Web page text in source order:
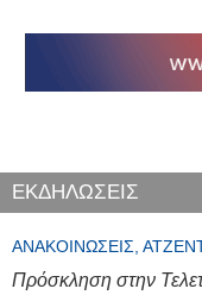
ΕΚΔΗΛΩΣΕΙΣ
ΑΝΑΚΟΙΝΏΣΕΙΣ,
Πρόσκληση στην